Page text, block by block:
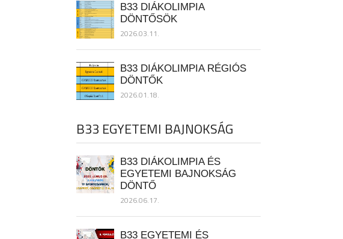
B33 DIÁKOLIMPIA
DÖNTŐSÖK
2026.03.11.
B33 DIÁKOLIMPIA RÉGIÓS
DÖNTŐK
2026.01.18.
B33 EGYETEMI BAJNOKSÁG
B33 DIÁKOLIMPIA ÉS
EGYETEMI BAJNOKSÁG
DÖNTŐ
2026.06.17.
B33 EGYETEMI ÉS